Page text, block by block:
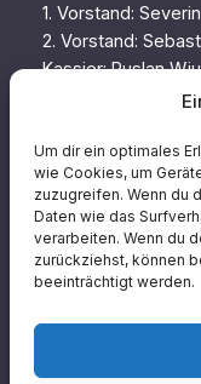
Um dir ein optimales
wie Cookies, um
zuzugreifen. Wenn du
Daten wie das
verarbeiten. Wenn du
zurückziehst, können
beeinträchtigt werden.
1. Vorstand:
2. Vorstand:
Kassier: Ruslan
Schriftführerin:
Seiten
Home
Aktuell